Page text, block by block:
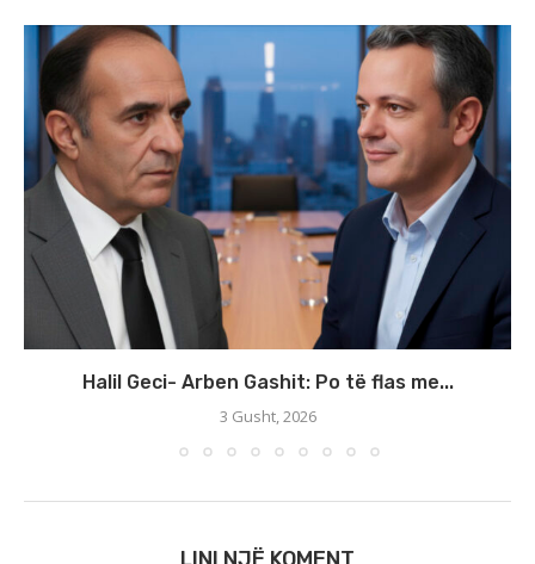
Halil Geci- Arben Gashit: Po të flas me...
3 Gusht, 2026